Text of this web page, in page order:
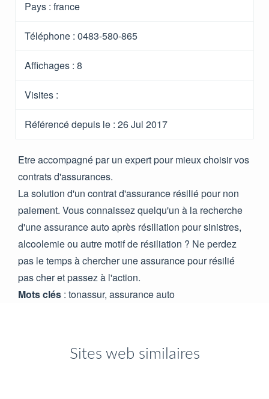
Pays : france
Téléphone : 0483-580-865
Affichages : 8
Visites :
Référencé depuis le : 26 Jul 2017
Etre accompagné par un expert pour mieux choisir vos
contrats d'assurances.
La solution d'un contrat d'assurance résilié pour non
paiement. Vous connaissez quelqu'un à la recherche
d'une assurance auto après résiliation pour sinistres,
alcoolemie ou autre motif de résiliation ? Ne perdez
pas le temps à chercher une assurance pour résilié
pas cher et passez à l'action.
Mots clés : tonassur, assurance auto
Sites web similaires